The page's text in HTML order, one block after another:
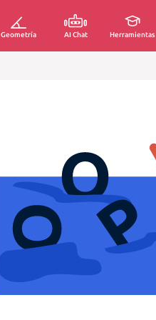
Geometría AI Chat Herramientas